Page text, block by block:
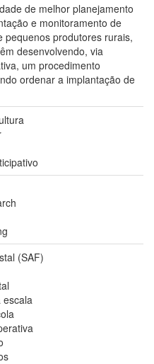
de melhor planejamento
e monitoramento de
pequenos produtores rurais,
desenvolvendo, via
um procedimento
ordenar a implantação de
(SAF)
escala